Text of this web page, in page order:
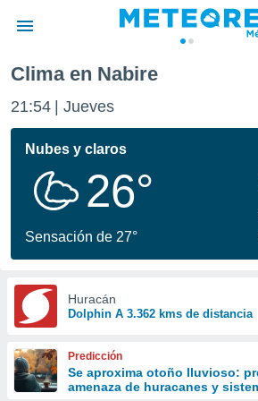
de
ha sido
calidad.
a este
las
y
forma
digital
basada
Clima en Nabire
21:54 Jueves
Nubes y claros
26°
Sensación de 27°
Huracán
Dolphin A 3.362 kms de distancia
Predicción
Se aproxima otoño lluvioso:
amenaza de huracanes y